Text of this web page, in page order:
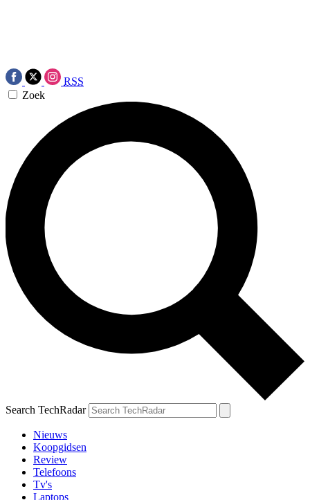
RSS
Zoek
Search TechRadar
Nieuws
Koopgidsen
Review
Telefoons
Tv's
Laptops